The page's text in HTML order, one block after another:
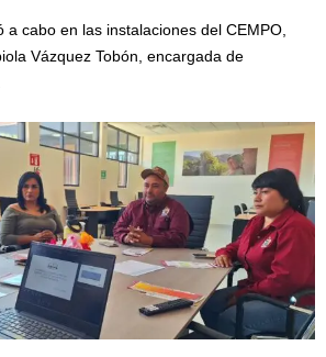
a cabo en las instalaciones del CEMPO,
Vázquez Tobón, encargada de